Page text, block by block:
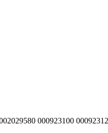
000923100